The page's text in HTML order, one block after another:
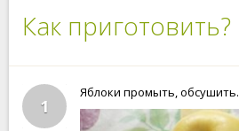
Как приготовить?
1
Яблоки промыть, обсушить.